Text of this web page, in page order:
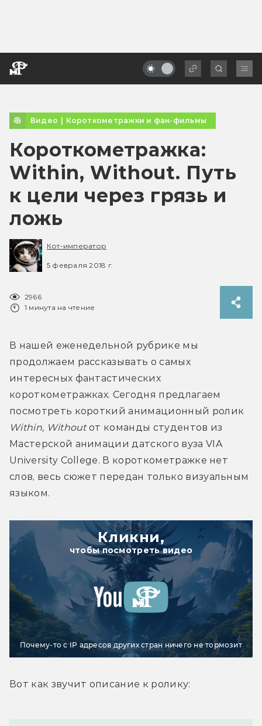
Видео | Короткометражки и фан-фильмы
Короткометражка:
Within, Without. Путь
к цели через грязь и
ложь
Кот-император
5 февраля 2018 г.
2966
1 минута на чтение
В нашей еженедельной рубрике мы
продолжаем рассказывать о самых
интересных фантастических
короткометражках. Сегодня предлагаем
Within, Without от команды студентов из
Мастерской анимации датского вуза VIA
University College. В короткометражке нет
слов, весь сюжет передан только визуальным
языком.
Кликни,
чтобы посмотреть видео
Почему-то с IP адресов других стран ничего не тормозит
Вот как звучит описание к ролику: